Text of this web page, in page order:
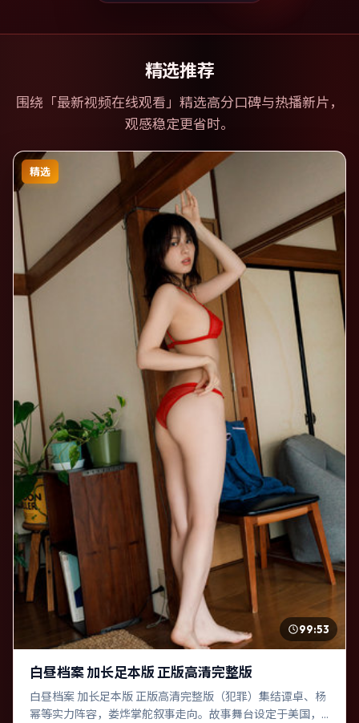
精选推荐
围绕「最新视频在线观看 」精选高分口碑与热播新片，
观感稳定更省时。
精选
99:53
白昼档案 加长足本版 正版高清完整版
白昼档案 加长足本版 正版高清完整版（犯罪）集结谭卓、杨
幂等实力阵容，娄烨掌舵叙事走向。故事舞台设定于美国，